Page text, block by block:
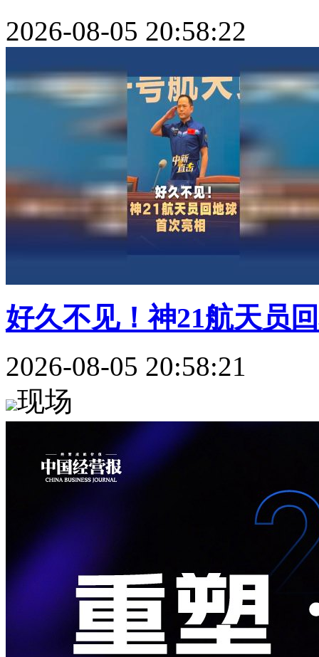
2026-08-05 20:58:22
好久不见！神21航天员
2026-08-05 20:58:21
现场